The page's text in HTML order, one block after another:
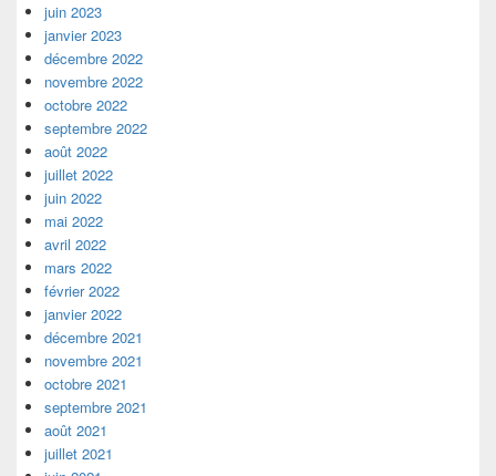
juin 2023
janvier 2023
décembre 2022
novembre 2022
octobre 2022
septembre 2022
août 2022
juillet 2022
juin 2022
mai 2022
avril 2022
mars 2022
février 2022
janvier 2022
décembre 2021
novembre 2021
octobre 2021
septembre 2021
août 2021
juillet 2021